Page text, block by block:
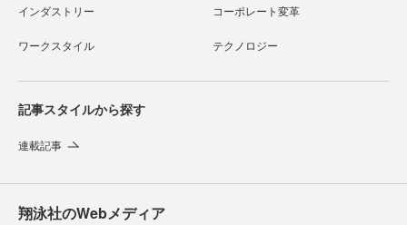
インダストリー コーポレート変革
ワークスタイル テクノロジー
記事スタイルから探す
連載記事
翔泳社のWebメディア